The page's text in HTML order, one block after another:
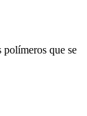
polímeros que se